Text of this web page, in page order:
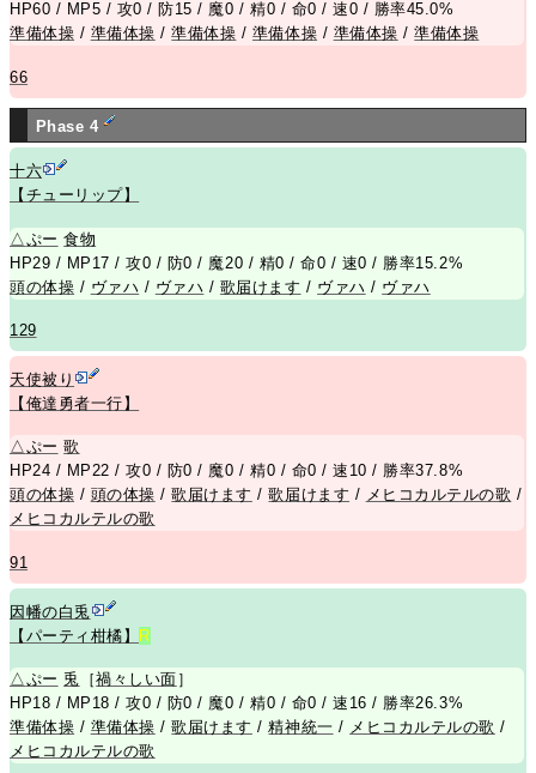
HP60 / MP5 / 攻0 / 防15 / 魔0 / 精0 / 命0 / 速0 / 勝率45.0%
準備体操 / 準備体操 /準備体操 / 準備体操 / 準備体操 /準備体操
66
Phase 4
十六
【チューリップ】
△ ぷー 食物
HP29 / MP17 / 攻0 / 防0 / 魔20 / 精0 / 命0 / 速0 / 勝率15.2%
頭の体操 / ヴァハ / ヴァハ / 歌届けます / ヴァハ / ヴァハ
129
天使被り
【俺達勇者一行】
△ぷー 歌
HP24 / MP22 / 攻0 / 防0 / 魔0 / 精0 / 命0 / 速10 / 勝率37.8%
頭の体操 / 頭の体操 /歌届けます /歌届けます / メヒコカルテルの歌 /
メヒコカルテルの歌
91
因幡の白兎
【パーティ柑橘】
R
△ぷー 兎 ［禍々しい面 ］
HP18 / MP18 / 攻0 / 防0 / 魔0 / 精0 / 命0 / 速16 / 勝率26.3%
準備体操 / 準備体操 /歌届けます /精神統一 / メヒコカルテルの歌 /
メヒコカルテルの歌